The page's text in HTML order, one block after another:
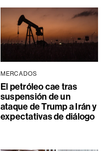
MERCADOS
El petróleo cae tras
suspensión de un
ataque de Trump a Irán y
expectativas de diálogo